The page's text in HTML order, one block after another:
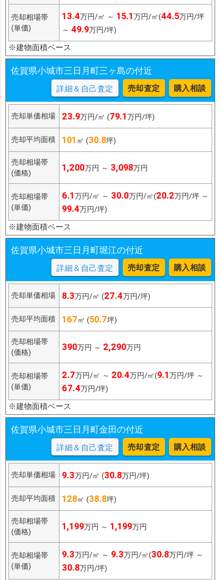
売却相場帯
(単価)
13.4万円/㎡ ～ 15.1万円/㎡(44.5万円/坪
～ 49.9万円/坪)
※建物面積ベース
佐賀県小城市三日月町三ヶ島の付近
詳細＆自己査定 売却査定 購入相談
売却単価相場 23.9万円/㎡ (79.1万円/坪)
売却平均面積 101 ㎡ (30.8坪)
売却相場帯
(価格)
1,200万円 ～ 3,098万円
売却相場帯
(単価)
6.1万円/㎡ ～ 30.0万円/㎡(20.2万円/坪 ～
99.4万円/坪)
※建物面積ベース
佐賀県小城市三日月町堀江の付近
詳細＆自己査定 売却査定 購入相談
売却単価相場 8.3万円/㎡ (27.4万円/坪)
売却平均面積 167㎡ (50.7坪)
売却相場帯
(価格)
390万円 ～ 2,290万円
売却相場帯
(単価)
2.7万円/㎡ ～ 20.4万円/㎡(9.1万円/坪 ～
67.4万円/坪)
※建物面積ベース
佐賀県小城市三日月町金田の付近
詳細＆自己査定 売却査定 購入相談
売却単価相場 9.3万円/㎡ (30.8万円/坪)
売却平均面積 128㎡ (38.8坪)
売却相場帯
(価格)
1,199万円 ～ 1,199万円
売却相場帯
(単価)
9.3万円/㎡ ～ 9.3万円/㎡(30.8万円/坪 ～
30.8万円/坪)